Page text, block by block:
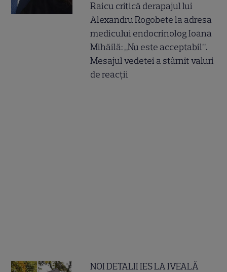
Raicu critică derapajul lui
Alexandru Rogobete la adresa
medicului endocrinolog Ioana
Mihăilă: „Nu este acceptabil”.
Mesajul vedetei a stârnit valuri
de reacții
NOI DETALII IES LA IVEALĂ